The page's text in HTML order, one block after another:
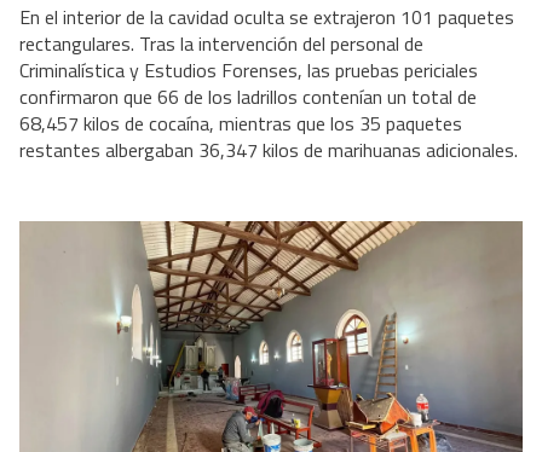
En el interior de la cavidad oculta se extrajeron 101 paquetes
rectangulares. Tras la intervención del personal de
Criminalística y Estudios Forenses, las pruebas periciales
confirmaron que 66 de los ladrillos contenían un total de
68,457 kilos de cocaína, mientras que los 35 paquetes
restantes albergaban 36,347 kilos de marihuanas adicionales.